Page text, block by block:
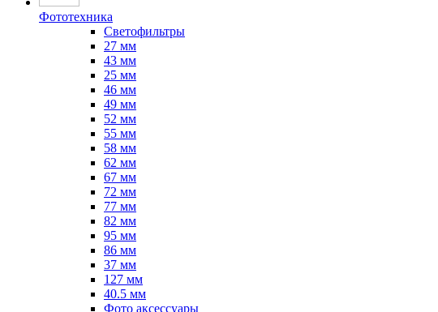
Фототехника
Светофильтры
27 мм
43 мм
25 мм
46 мм
49 мм
52 мм
55 мм
58 мм
62 мм
67 мм
72 мм
77 мм
82 мм
95 мм
86 мм
37 мм
127 мм
40.5 мм
Фото аксессуары